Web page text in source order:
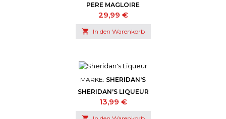
PERE MAGLOIRE
Preis
29,99 €
 In den Warenkorb
MARKE: SHERIDAN'S
SHERIDAN'S LIQUEUR
Preis
13,99 €